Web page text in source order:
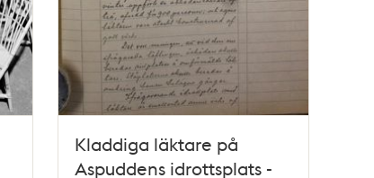
Kladdiga läktare på
Aspuddens idrottsplats -